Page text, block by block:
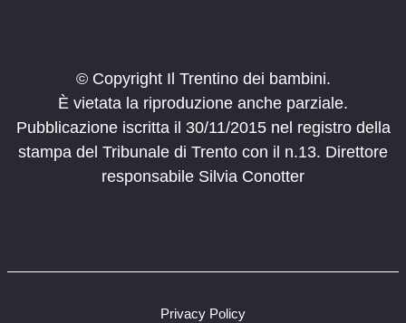
© Copyright Il Trentino dei bambini.
È vietata la riproduzione anche parziale.
Pubblicazione iscritta il 30/11/2015 nel registro della
stampa del Tribunale di Trento con il n.13. Direttore
responsabile Silvia Conotter
Privacy Policy